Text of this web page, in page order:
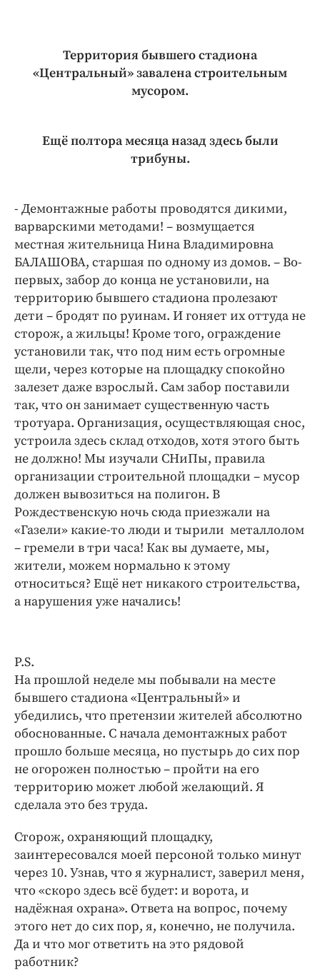
Территория бывшего стадиона
«Центральный» завалена строительным
мусором.
Ещё полтора месяца назад здесь были
трибуны.
- Демонтажные работы проводятся дикими,
варварскими методами! – возмущается
местная жительница Нина Владимировна
БАЛАШОВА, старшая по одному из домов. – Во-
первых, забор до конца не установили, на
территорию бывшего стадиона пролезают
дети – бродят по руинам. И гоняет их оттуда не
сторож, а жильцы! Кроме того, ограждение
установили так, что под ним есть огромные
щели, через которые на площадку спокойно
залезет даже взрослый. Сам забор поставили
так, что он занимает существенную часть
тротуара. Организация, осуществляющая снос,
устроила здесь склад отходов, хотя этого быть
не должно! Мы изучали СНиПы, правила
организации строительной площадки – мусор
должен вывозиться на полигон. В
Рождественскую ночь сюда приезжали на
«Газели» какие-то люди и тырили металлолом
– гремели в три часа! Как вы думаете, мы,
жители, можем нормально к этому
относиться? Ещё нет никакого строительства,
а нарушения уже начались!
P.S.
На прошлой неделе мы побывали на месте
бывшего стадиона «Центральный» и
убедились, что претензии жителей абсолютно
обоснованные. С начала демонтажных работ
прошло больше месяца, но пустырь до сих пор
не огорожен полностью – пройти на его
территорию может любой желающий. Я
сделала это без труда.
Сторож, охраняющий площадку,
заинтересовался моей персоной только минут
через 10. Узнав, что я журналист, заверил меня,
что «скоро здесь всё будет: и ворота, и
надёжная охрана». Ответа на вопрос, почему
этого нет до сих пор, я, конечно, не получила.
Да и что мог ответить на это рядовой
работник?